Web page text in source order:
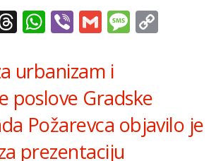
Threads
WhatsApp
ViberGmail
urbanizam i
poslove Gradske
Požarevca objavilo je
prezentaciju